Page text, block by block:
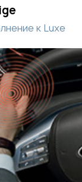
к Luxe